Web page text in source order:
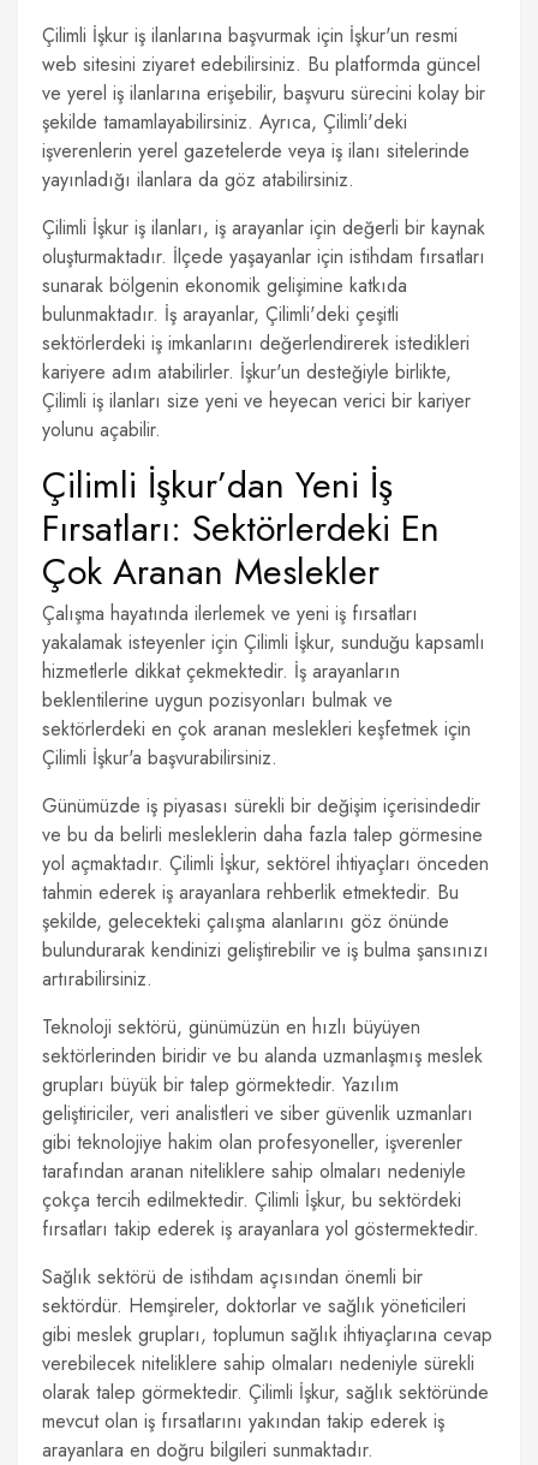
Çilimli İşkur iş ilanlarına başvurmak için İşkur'un resmi
web sitesini ziyaret edebilirsiniz. Bu platformda güncel
ve yerel iş ilanlarına erişebilir, başvuru sürecini kolay bir
şekilde tamamlayabilirsiniz. Ayrıca, Çilimli'deki
işverenlerin yerel gazetelerde veya iş ilanı sitelerinde
yayınladığı ilanlara da göz atabilirsiniz.
Çilimli İşkur iş ilanları, iş arayanlar için değerli bir kaynak
oluşturmaktadır. İlçede yaşayanlar için istihdam fırsatları
sunarak bölgenin ekonomik gelişimine katkıda
bulunmaktadır. İş arayanlar, Çilimli'deki çeşitli
sektörlerdeki iş imkanlarını değerlendirerek istedikleri
kariyere adım atabilirler. İşkur'un desteğiyle birlikte,
Çilimli iş ilanları size yeni ve heyecan verici bir kariyer
yolunu açabilir.
Çilimli İşkur’dan Yeni İş
Fırsatları: Sektörlerdeki En
Çok Aranan Meslekler
Çalışma hayatında ilerlemek ve yeni iş fırsatları
yakalamak isteyenler için Çilimli İşkur, sunduğu kapsamlı
hizmetlerle dikkat çekmektedir. İş arayanların
beklentilerine uygun pozisyonları bulmak ve
sektörlerdeki en çok aranan meslekleri keşfetmek için
Çilimli İşkur'a başvurabilirsiniz.
Günümüzde iş piyasası sürekli bir değişim içerisindedir
ve bu da belirli mesleklerin daha fazla talep görmesine
yol açmaktadır. Çilimli İşkur, sektörel ihtiyaçları önceden
tahmin ederek iş arayanlara rehberlik etmektedir. Bu
şekilde, gelecekteki çalışma alanlarını göz önünde
bulundurarak kendinizi geliştirebilir ve iş bulma şansınızı
artırabilirsiniz.
Teknoloji sektörü, günümüzün en hızlı büyüyen
sektörlerinden biridir ve bu alanda uzmanlaşmış meslek
grupları büyük bir talep görmektedir. Yazılım
geliştiriciler, veri analistleri ve siber güvenlik uzmanları
gibi teknolojiye hakim olan profesyoneller, işverenler
tarafından aranan niteliklere sahip olmaları nedeniyle
çokça tercih edilmektedir. Çilimli İşkur, bu sektördeki
fırsatları takip ederek iş arayanlara yol göstermektedir.
Sağlık sektörü de istihdam açısından önemli bir
sektördür. Hemşireler, doktorlar ve sağlık yöneticileri
gibi meslek grupları, toplumun sağlık ihtiyaçlarına cevap
verebilecek niteliklere sahip olmaları nedeniyle sürekli
olarak talep görmektedir. Çilimli İşkur, sağlık sektöründe
mevcut olan iş fırsatlarını yakından takip ederek iş
arayanlara en doğru bilgileri sunmaktadır.